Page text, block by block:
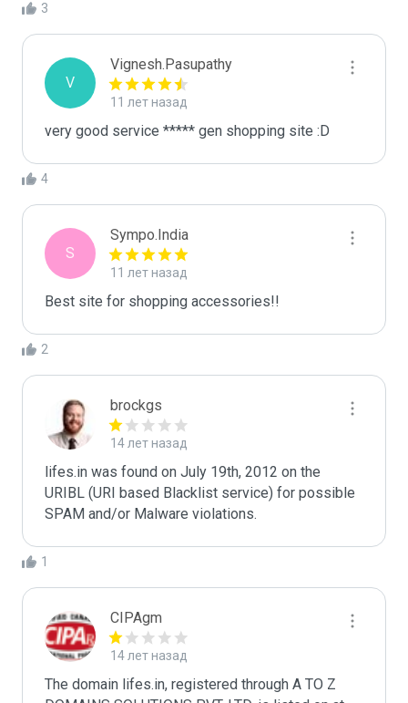
3
V
Vignesh.Pasupathy
11 лет назад
very good service ***** gen shopping site :D
4
S
Sympo.India
11 лет назад
Best site for shopping accessories!!
2
brockgs
14 лет назад
lifes.in was found on July 19th, 2012 on the
URIBL (URI based Blacklist service) for possible
1
CIPAgm
14 лет назад
The domain lifes.in, registered through A TO Z